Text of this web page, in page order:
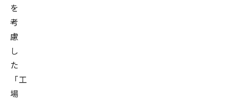
を
考
慮
し
た
「工
場